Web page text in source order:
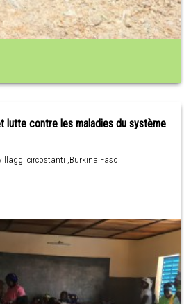
lutte contre les maladies du système
circostanti ,Burkina Faso